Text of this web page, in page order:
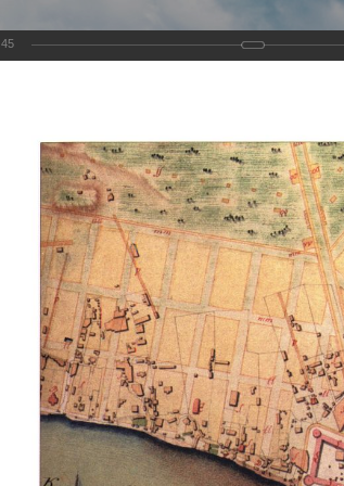
Экскурсия Наследники
Главная Галерея
45